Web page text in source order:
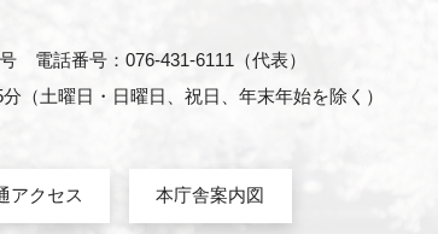
電話番号：076-431-6111（代表）
（土曜日・日曜日、祝日、年末年始を除く）
アクセス 本庁舎案内図